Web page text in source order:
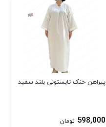
پیراهن خنک تابستونی بلند سفید
598,000 تومان